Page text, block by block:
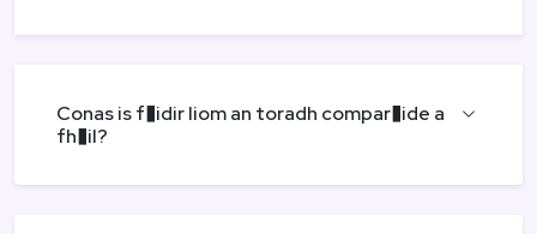
Conas is f�idir liom an toradh compar�ide a
fh�il?